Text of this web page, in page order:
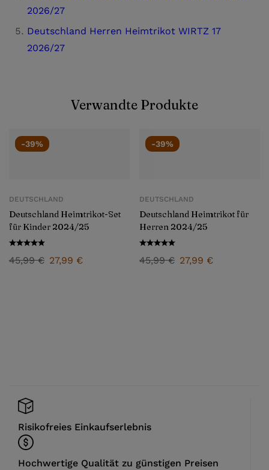
2026/27
Deutschland Herren Heimtrikot WIRTZ 17
2026/27
Verwandte Produkte
-39%
DEUTSCHLAND
Deutschland Heimtrikot-Set
für Kinder 2024/25
45,99€ 27,99 €
-39%
DEUTSCHLAND
Deutschland Heimtrikot für
Herren 2024/25
45,99€ 27,99 €
Risikofreies Einkaufserlebnis
Hochwertige Qualität zu günstigen Preisen